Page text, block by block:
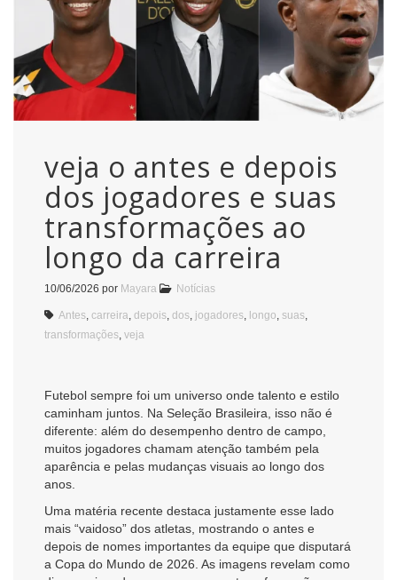
veja o antes e depois
dos jogadores e suas
transformações ao
longo da carreira
10/06/2026 por Mayara Notícias
Antes carreira depois dos jogadores longo suas
transformações veja
Futebol sempre foi um universo onde talento e estilo
caminham juntos. Na Seleção Brasileira, isso não é
diferente: além do desempenho dentro de campo,
muitos jogadores chamam atenção também pela
aparência e pelas mudanças visuais ao longo dos
anos.
Uma matéria recente destaca justamente esse lado
mais “vaidoso” dos atletas, mostrando o antes e
depois de nomes importantes da equipe que disputará
a Copa do Mundo de 2026. As imagens revelam como